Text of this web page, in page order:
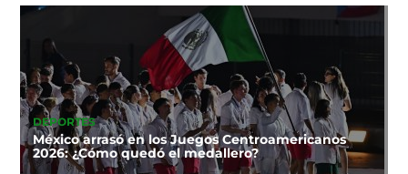
DEPORTES
México arrasó en los Juegos Centroamericanos
2026: ¿Cómo quedó el medallero?